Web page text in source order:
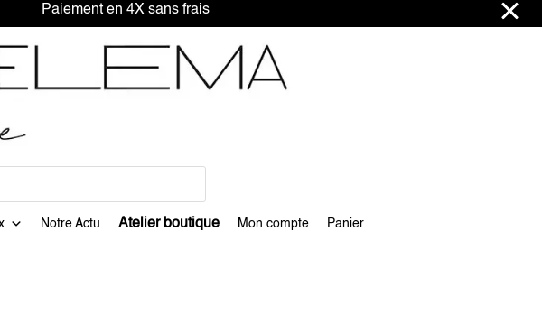
en 4X sans frais
Notre Actu Atelier boutique Mon compte Panier